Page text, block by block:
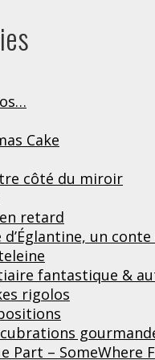
Cake
côté du miroir
retard
d’Églantine, un
fantastique &
rigolos
Part – SomeWhere